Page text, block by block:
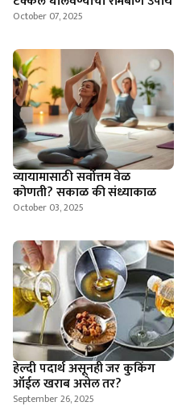
October 07, 2025
व्यायामासाठी सर्वोत्तम वेळ
कोणती? सकाळ की संध्याकाळ
October 03, 2025
हेल्दी पदार्थ असूनही जर कुकिंग
ऑईल खराब असेल तर?
September 26, 2025